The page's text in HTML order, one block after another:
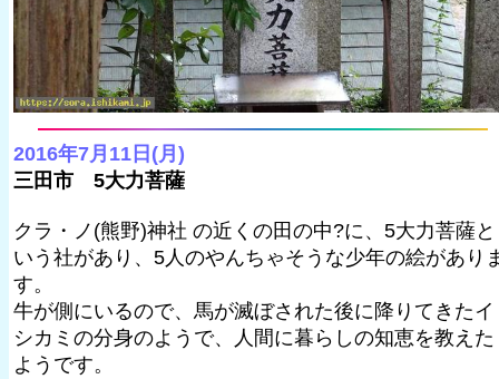
2016年7月11日(月)
三田市 5大力菩薩
クラ・ノ(熊野)神社 の近くの田の中?に、5大力菩薩と
いう社があり、5人のやんちゃそうな少年の絵があり
す。
牛が側にいるので、馬が滅ぼされた後に降りてきたイ
シカミの分身のようで、人間に暮らしの知恵を教えた
ようです。